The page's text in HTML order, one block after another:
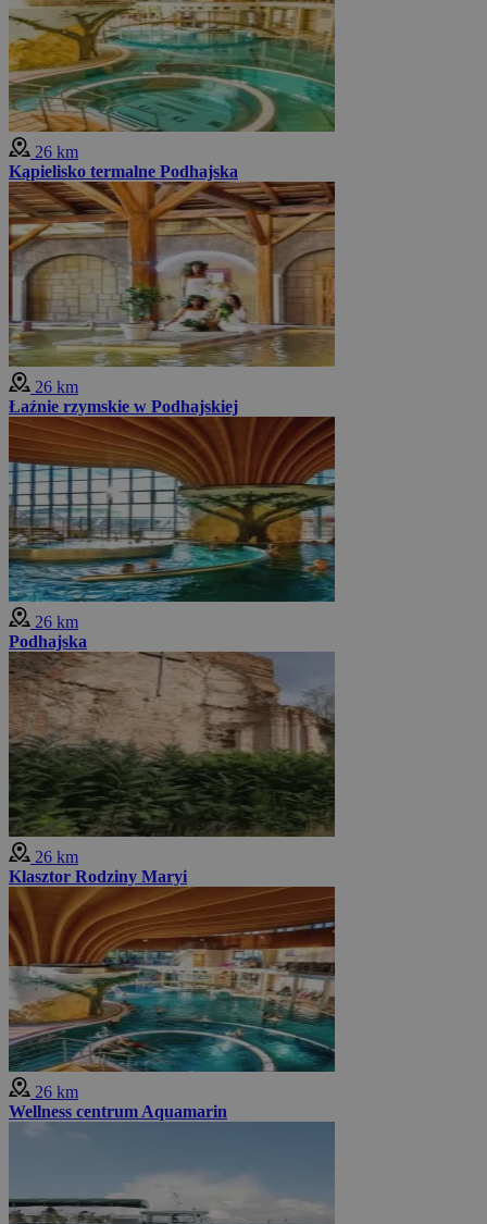
26 km
Kąpielisko termalne Podhajska
26 km
Łaźnie rzymskie w Podhajskiej
26 km
Podhajska
26 km
Klasztor Rodziny Maryi
26 km
Wellness centrum Aquamarin